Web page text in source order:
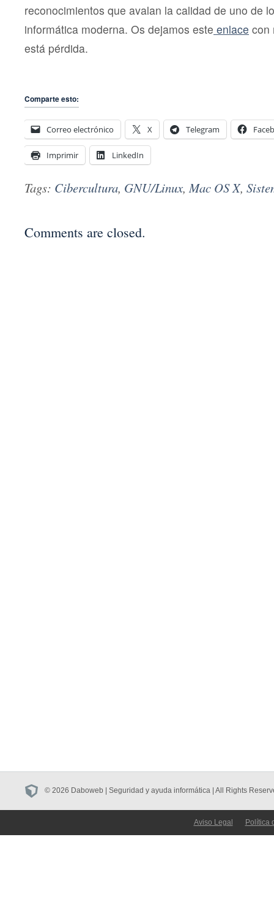
reconocimientos que avalan la calidad de uno de
informática moderna. Os dejamos este enlace con
está pérdida.
Comparte esto:
Correo electrónico X Telegram
Imprimir LinkedIn
Tags: Cibercultura, GNU/Linux,Mac OS X,
Comments are closed.
© 2026 Daboweb | Seguridad y ayuda informática | All Rights
Aviso Legal Política